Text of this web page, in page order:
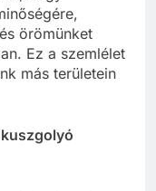
örömünket
Ez a szemlélet
más területein